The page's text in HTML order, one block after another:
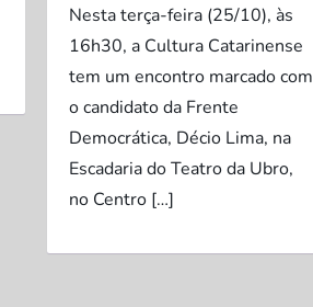
Nesta terça-feira (25/10), às
16h30, a Cultura Catarinense
tem um encontro marcado com
o candidato da Frente
Democrática, Décio Lima, na
Escadaria do Teatro da Ubro,
no Centro […]